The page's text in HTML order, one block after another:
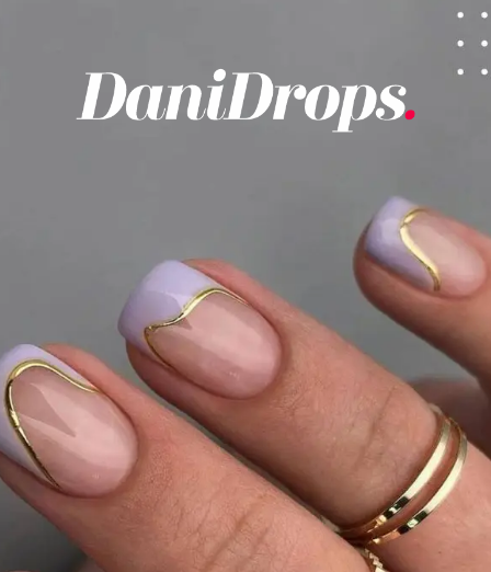
https://danidrops.com.br/category/tendencia-de-unhas/